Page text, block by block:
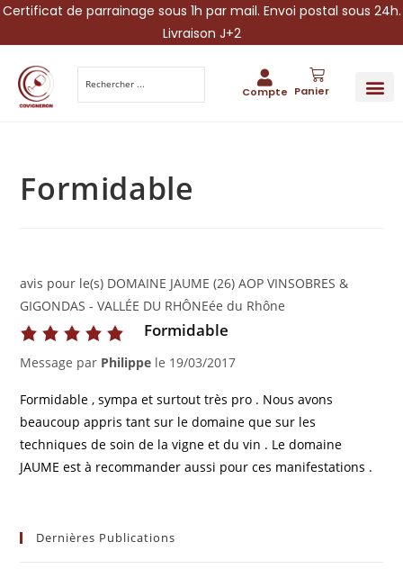
Certificat de parrainage sous 1h par mail. Envoi postal sous 24h.
Livraison J+2
Compte Panier
Formidable
avis pour le(s) DOMAINE JAUME (26) AOP VINSOBRES &
GIGONDAS - VALLÉE DU RHÔNEée du Rhône
Formidable
Message par Philippe le 19/03/2017
Formidable , sympa et surtout très pro . Nous avons
beaucoup appris tant sur le domaine que sur les
techniques de soin de la vigne et du vin . Le domaine
JAUME est à recommander aussi pour ces manifestations .
Dernières Publications